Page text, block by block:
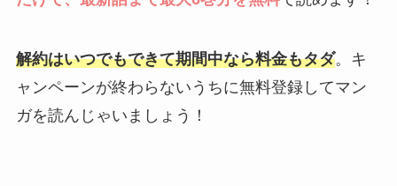
解約はいつでもできて期間中なら料金もタダ。キ
ャンペーンが終わらないうちに無料登録してマン
ガを読んじゃいましょう！